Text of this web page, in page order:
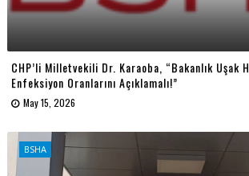
CHP’li Milletvekili Dr. Karaoba, “Bakanlık Uşak
Enfeksiyon Oranlarını Açıklamalı!”
May 15, 2026
BSHA